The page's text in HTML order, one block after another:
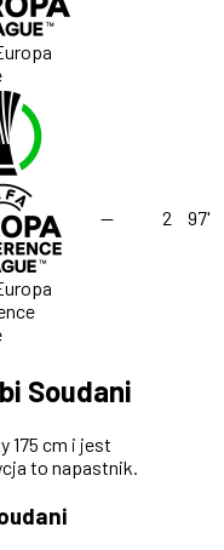
— 2 97'
Soudani
175 cm i jest
to napastnik.